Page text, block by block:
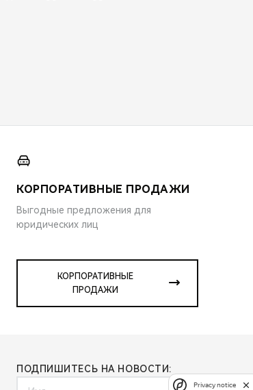
КОРПОРАТИВНЫЕ ПРОДАЖИ
Выгодные предложения для
юридических лиц
КОРПОРАТИВНЫЕ
ПРОДАЖИ
ПОДПИШИТЕСЬ НА НОВОСТИ:
Privacy notice